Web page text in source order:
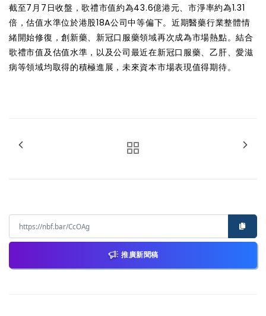
截至7月7日收盤，歌禮市值約為43.6億港元、市淨率約為1.31
倍，估值水準位於港股18A公司中等偏下。近期醫藥行業整體情
緒開始修復，創新藥、新冠口服藥領域再次成為市場熱點。結合
歌禮市值及估值水準，以及公司最近在新冠口服藥、乙肝、愛滋
病等領域均取得的積極進展，未來資本市場表現值得期待。
推廣新聞稿